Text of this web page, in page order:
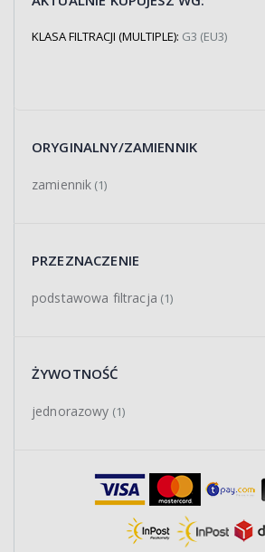
KLASA FILTRACJI (MULTIPLE): G3 (EU3)
ORYGINALNY/ZAMIENNIK
zamiennik (1)
PRZEZNACZENIE
podstawowa filtracja (1)
ŻYWOTNOŚĆ
jednorazowy (1)